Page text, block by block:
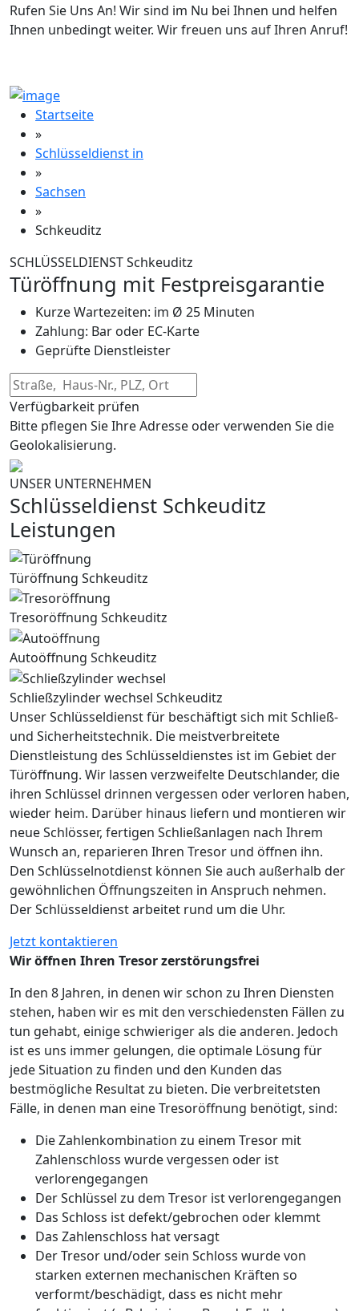
Rufen Sie Uns An! Wir sind im Nu bei Ihnen und helfen
Ihnen unbedingt weiter. Wir freuen uns auf Ihren Anruf!
Startseite
»
Schlüsseldienst in
»
Sachsen
»
Schkeuditz
SCHLÜSSELDIENST Schkeuditz
Türöffnung mit Festpreisgarantie
Kurze Wartezeiten: im Ø 25 Minuten
Zahlung: Bar oder EC-Karte
Geprüfte Dienstleister
Verfügbarkeit prüfen
Bitte pflegen Sie Ihre Adresse oder verwenden Sie die
Geolokalisierung.
UNSER UNTERNEHMEN
Schlüsseldienst Schkeuditz
Leistungen
Türöffnung Schkeuditz
Tresoröffnung Schkeuditz
Autoöffnung Schkeuditz
Schließzylinder wechsel Schkeuditz
Unser Schlüsseldienst für beschäftigt sich mit Schließ-
und Sicherheitstechnik. Die meistverbreitete
Dienstleistung des Schlüsseldienstes ist im Gebiet der
Türöffnung. Wir lassen verzweifelte Deutschlander, die
ihren Schlüssel drinnen vergessen oder verloren haben,
wieder heim. Darüber hinaus liefern und montieren wir
neue Schlösser, fertigen Schließanlagen nach Ihrem
Wunsch an, reparieren Ihren Tresor und öffnen ihn.
Den Schlüsselnotdienst können Sie auch außerhalb der
gewöhnlichen Öffnungszeiten in Anspruch nehmen.
Der Schlüsseldienst arbeitet rund um die Uhr.
Jetzt kontaktieren
Wir öffnen Ihren Tresor zerstörungsfrei
In den 8 Jahren, in denen wir schon zu Ihren Diensten
stehen, haben wir es mit den verschiedensten Fällen zu
tun gehabt, einige schwieriger als die anderen. Jedoch
ist es uns immer gelungen, die optimale Lösung für
jede Situation zu finden und den Kunden das
bestmögliche Resultat zu bieten. Die verbreitetsten
Fälle, in denen man eine Tresoröffnung benötigt, sind:
Die Zahlenkombination zu einem Tresor mit
Zahlenschloss wurde vergessen oder ist
verlorengegangen
Der Schlüssel zu dem Tresor ist verlorengegangen
Das Schloss ist defekt/gebrochen oder klemmt
Das Zahlenschloss hat versagt
Der Tresor und/oder sein Schloss wurde von
starken externen mechanischen Kräften so
verformt/beschädigt, dass es nicht mehr